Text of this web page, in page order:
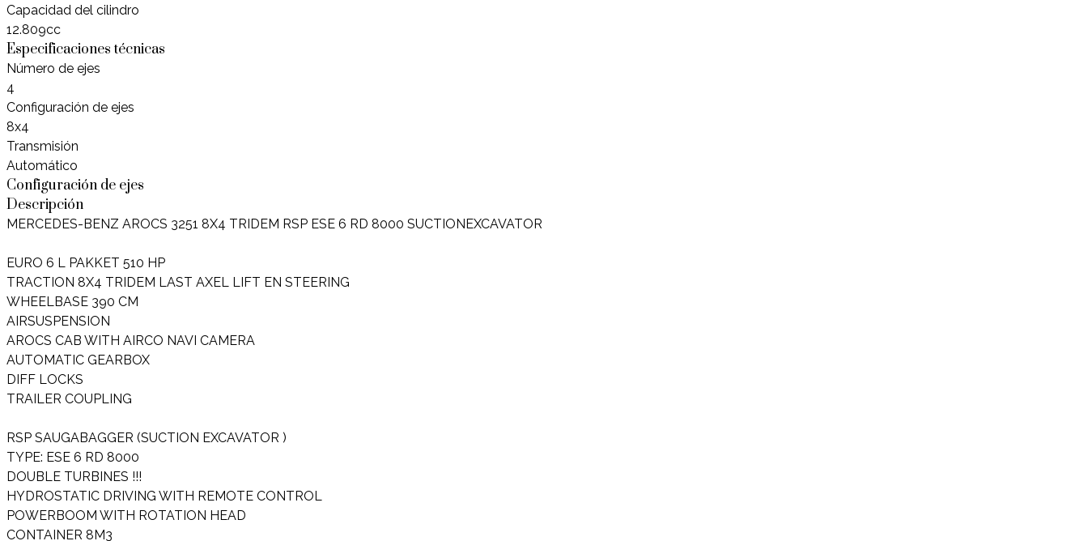
Capacidad del cilindro
12.809cc
Especificaciones técnicas
Número de ejes
4
Configuración de ejes
8x4
Transmisión
Automático
Configuración de ejes
Descripción
MERCEDES-BENZ AROCS 3251 8X4 TRIDEM RSP ESE 6 RD 8000 SUCTIONEXCAVATOR
EURO 6 L PAKKET 510 HP
TRACTION 8X4 TRIDEM LAST AXEL LIFT EN STEERING
WHEELBASE 390 CM
AIRSUSPENSION
AROCS CAB WITH AIRCO NAVI CAMERA
AUTOMATIC GEARBOX
DIFF LOCKS
TRAILER COUPLING
RSP SAUGABAGGER (SUCTION EXCAVATOR )
TYPE: ESE 6 RD 8000
DOUBLE TURBINES !!!
HYDROSTATIC DRIVING WITH REMOTE CONTROL
POWERBOOM WITH ROTATION HEAD
CONTAINER 8M3